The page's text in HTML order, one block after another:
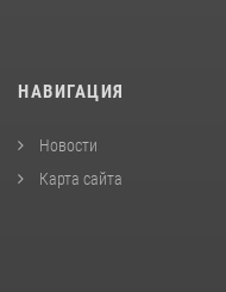
НАВИГАЦИЯ
Новости
Карта сайта